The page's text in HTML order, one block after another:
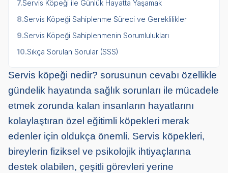
7.Servis Köpeği ile Günlük Hayatta Yaşamak
8.Servis Köpeği Sahiplenme Süreci ve Gereklilikler
9.Servis Köpeği Sahiplenmenin Sorumlulukları
10.Sıkça Sorulan Sorular (SSS)
Servis köpeği nedir? sorusunun cevabı özellikle
gündelik hayatında sağlık sorunları ile mücadele
etmek zorunda kalan insanların hayatlarını
kolaylaştıran özel eğitimli köpekleri merak
edenler için oldukça önemli. Servis köpekleri,
bireylerin fiziksel ve psikolojik ihtiyaçlarına
destek olabilen, çeşitli görevleri yerine